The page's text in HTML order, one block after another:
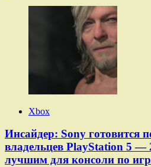
Xbox
Инсайдер: Sony готовится
владельцев PlayStation 5 —
лучшим для консоли по